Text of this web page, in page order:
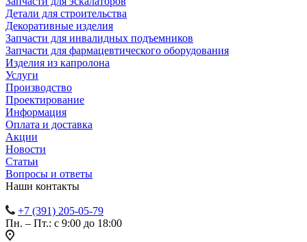
Детали для строительства
Декоративные изделия
Запчасти для инвалидных подъемников
Запчасти для фармацевтического оборудования
Изделия из капролона
Услуги
Производство
Проектирование
Информация
Оплата и доставка
Акции
Новости
Статьи
Вопросы и ответы
Наши контакты
+7 (391) 205-05-79
Пн. – Пт.: с 9:00 до 18:00